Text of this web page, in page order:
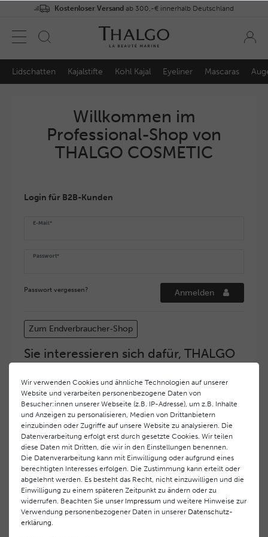
Kostenloser Versand ab 300,-€ innerhalb Deutschland
Lidschatten Eyeliner
Kajalstifte Kohl Kajal Mascaras
Willkommen im
Professional-Shop von
THALGO COSMETIC
Login für B2B-Kunden
E-Mail*
Passwort*
Passwort vergessen? Anmelden
Zum Endverbraucher-Shop
Sie interessieren sich dafür, THALGO
COSMETIC Partner und Depositär zu
werden?
Hohe Servicequalität und ein exzellentes Markenimage
haben bei
THALGO COSMETIC oberste Priorität.
Anspruchsvollen Endverbrauchern möchten wir ein
hohes Qualitätsniveau und gleichzeitig eine
überdurchschnittliche Behandlungs- und Serviceleistung
gewährleisten. Deshalb haben wir ein selektives
Vertriebssystem eingeführt. THALGO COSMETICPartner
werden auf diese Weise wirtschaftlich unterstützt,
während Endverbrauchern eine stets gleichbleibend hohe
Dienstleistungsqualität und ein innovatives Produkt- und
Behandlungsprogramm geboten wird.
Wir verwenden Cookies und ähnliche Technologien auf unserer
Website und verarbeiten personenbezogene Daten von
Besucher:innen unserer Webseite (z.B. IP-Adresse), um z.B. Inhalte
und Anzeigen zu personalisieren, Medien von Drittanbietern
einzubinden oder Zugriffe auf unsere Website zu analysieren. Die
Datenverarbeitung erfolgt erst durch gesetzte Cookies. Wir teilen
diese Daten mit Dritten, die wir in den Einstellungen benennen.
Die Datenverarbeitung kann mit Einwilligung oder aufgrund eines
berechtigten Interesses erfolgen. Die Zustimmung kann erteilt oder
abgelehnt werden. Es besteht das Recht, nicht einzuwilligen und die
Einwilligung zu einem späteren Zeitpunkt zu ändern oder zu
widerrufen. Beachten Sie unser Impressum und weitere Hinweise zur
Verwendung personenbezogener Daten in unserer Daten­schutz­
erklärung.